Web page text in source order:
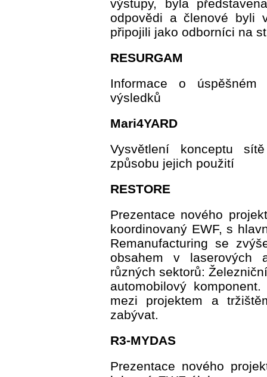
výstupy, byla
odpovědi a členové byli
připojili jako odborníci na
RESURGAM
Informace o
výsledků
Mari4YARD
Vysvětlení konceptu
způsobu jejich použití
RESTORE
Prezentace nového
koordinovaný EWF, s
Remanufacturing se
obsahem v laserových
různých sektorů:
automobilový
mezi projektem a
zabývat.
R3-MYDAS
Prezentace nového